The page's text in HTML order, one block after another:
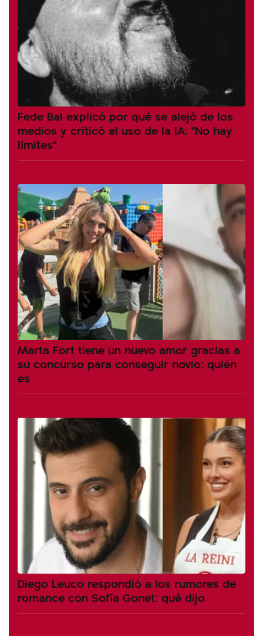
Fede Bal explicó por qué se alejó de los
medios y criticó el uso de la IA: "No hay
límites"
Marta Fort tiene un nuevo amor gracias a
su concurso para conseguir novio: quién
es
Diego Leuco respondió a los rumores de
romance con Sofía Gonet: qué dijo